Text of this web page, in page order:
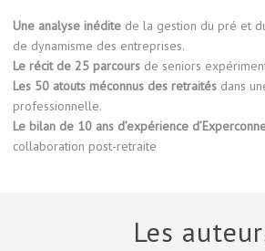
Une analyse inédite de la gestion du pré et
de dynamisme des entreprises.
Le récit de 25 parcours de seniors
Les 50 atouts méconnus des retraités dans
professionnelle.
Le bilan de 10 ans d’expérience
collaboration post-retraite
Les